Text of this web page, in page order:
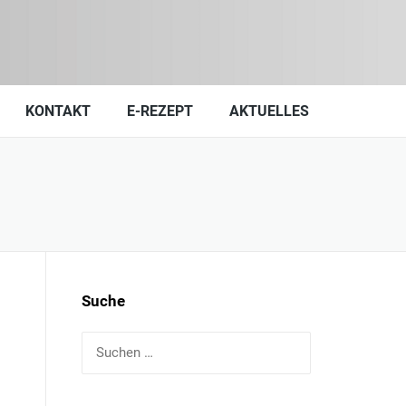
KONTAKT E-REZEPT AKTUELLES
Suche